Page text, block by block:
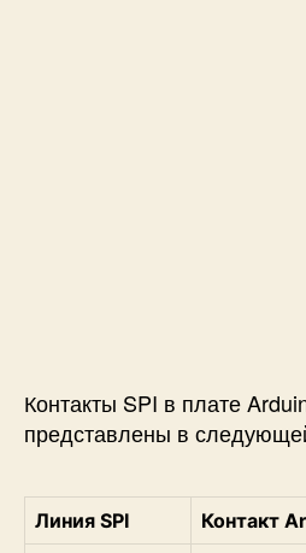
Контакты SPI в плате
представлены в
Линия SPI
Контакт